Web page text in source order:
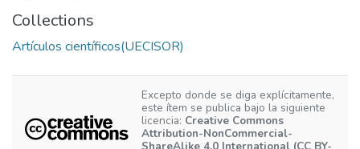
Collections
Artículos científicos(UECISOR)
Excepto donde se diga explícitamente,
este ítem se publica bajo la siguiente
licencia: Creative Commons
Attribution-NonCommercial-